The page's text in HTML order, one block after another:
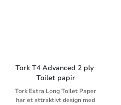
Tork T4 Advanced 2 ply
Toilet papir
Tork Extra Long Toilet Paper
har et attraktivt design med